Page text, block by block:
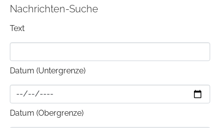
Nachrichten-Suche
Text
Datum (Untergrenze)
Datum (Obergrenze)